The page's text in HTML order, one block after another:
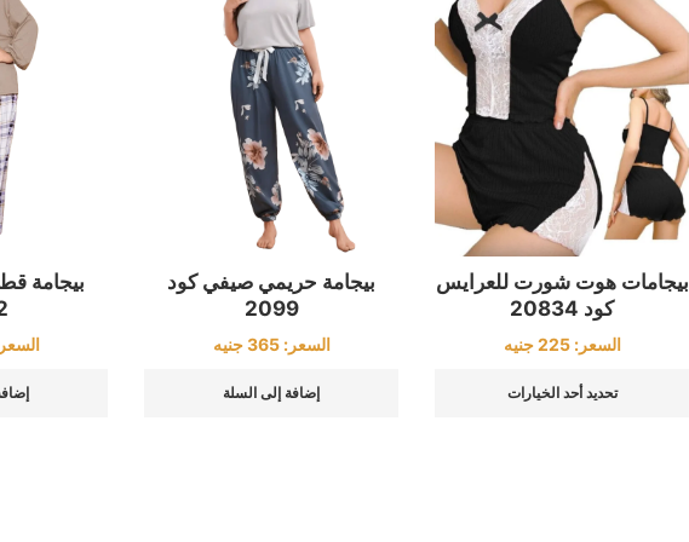
بيجامات هوت شورت للعرايس
كود 20834
السعر:225 جنيه
تحديد أحد الخيارات
بيجامة حريمي صيفي كود
2099
السعر:365 جنيه
إضافة إلى السلة
بيجامة